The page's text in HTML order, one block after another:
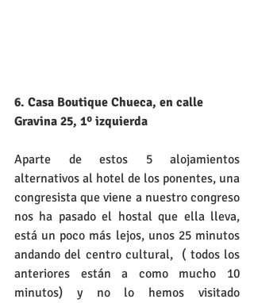
6. Casa Boutique Chueca, en calle
Gravina 25, 1º izquierda
Aparte de estos 5 alojamientos
alternativos al hotel de los ponentes, una
congresista que viene a nuestro congreso
nos ha pasado el hostal que ella lleva,
está un poco más lejos, unos 25 minutos
andando del centro cultural,  ( todos los
anteriores están a como mucho 10
minutos) y no lo hemos visitado